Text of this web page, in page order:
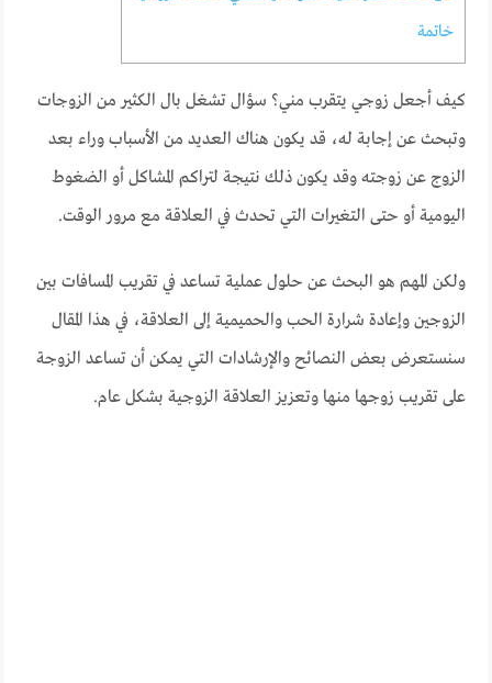
خاتمة
كيف أجعل زوجي يتقرب مني؟ سؤال تشغل بال الكثير من الزوجات
وتبحث عن إجابة له، قد يكون هناك العديد من الأسباب وراء بعد
الزوج عن زوجته وقد يكون ذلك نتيجة لتراكم المشاكل أو الضغوط
اليومية أو حتى التغيرات التي تحدث في العلاقة مع مرور الوقت.
ولكن المهم هو البحث عن حلول عملية تساعد في تقريب المسافات بين
الزوجين وإعادة شرارة الحب والحميمية إلى العلاقة، في هذا المقال
سنستعرض بعض النصائح والإرشادات التي يمكن أن تساعد الزوجة
على تقريب زوجها منها وتعزيز العلاقة الزوجية بشكل عام.